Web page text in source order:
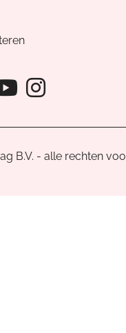
van
van
B.V. - alle rechten